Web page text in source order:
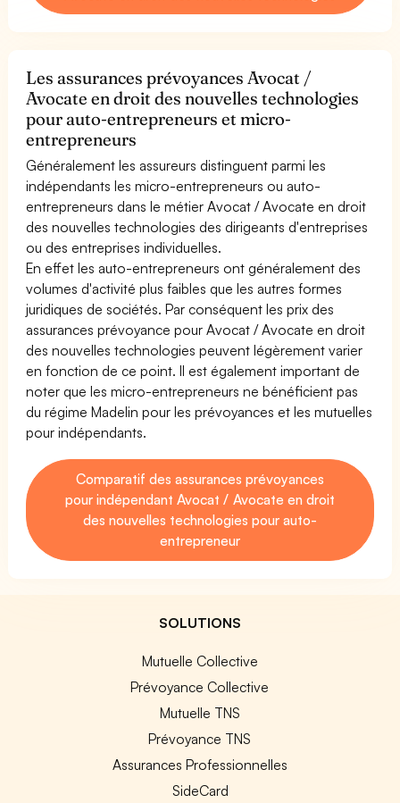
Les assurances prévoyances Avocat /
Avocate en droit des nouvelles technologies
pour auto-entrepreneurs et micro-
entrepreneurs
Généralement les assureurs distinguent parmi les
indépendants les micro-entrepreneurs ou auto-
entrepreneurs dans le métier Avocat / Avocate en droit
des nouvelles technologies des dirigeants d'entreprises
ou des entreprises individuelles.
En effet les auto-entrepreneurs ont généralement des
volumes d'activité plus faibles que les autres formes
juridiques de sociétés. Par conséquent les prix des
assurances prévoyance pour Avocat / Avocate en droit
des nouvelles technologies peuvent légèrement varier
en fonction de ce point. Il est également important de
noter que les micro-entrepreneurs ne bénéficient pas
du régime Madelin pour les prévoyances et les mutuelles
pour indépendants.
Comparatif des assurances prévoyances
pour indépendant Avocat / Avocate en droit
des nouvelles technologies pour auto-
entrepreneur
SOLUTIONS
Mutuelle Collective
Prévoyance Collective
Mutuelle TNS
Prévoyance TNS
Assurances Professionnelles
SideCard